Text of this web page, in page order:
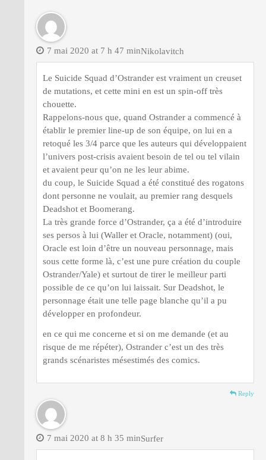
Nikolavitch
7 mai 2020 at 7 h 47 min
Le Suicide Squad d’Ostrander est vraiment un creuset
de mutations, et cette mini en est un spin-off très
chouette.
Rappelons-nous que, quand Ostrander a commencé à
établir le premier line-up de son équipe, on lui en a
retoqué les 3/4 parce que les auteurs qui développaient
l’univers post-crisis avaient besoin de tel ou tel vilain
et avaient peur qu’on ne les leur abime.
du coup, le Suicide Squad a été constitué des rogatons
dont personne ne voulait, au premier rang desquels
Deadshot et Boomerang.
La très grande force d’Ostrander, ça a été d’introduire
ses persos à lui (Waller et Oracle, notamment) (oui,
Oracle est loin d’être un nouveau personnage, mais
sous cette forme là, c’est une pure création du couple
Ostrander/Yale) et surtout de tirer le meilleur parti
possible de ce qu’on lui laissait. Sur Deadshot, le
personnage était une telle page blanche qu’il a pu
développer en profondeur.
en ce qui me concerne et si on me demande (et au
risque de me répéter), Ostrander c’est un des très
grands scénaristes mésestimés des comics.
Reply
Surfer
7 mai 2020 at 8 h 35 min